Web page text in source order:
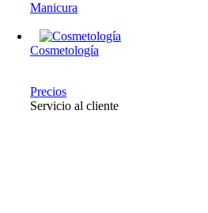
Manicura
Cosmetología
Precios
Servicio al cliente